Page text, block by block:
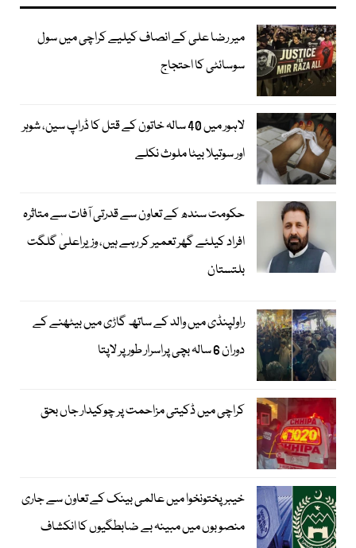
میر رضا علی کے انصاف کیلیے کراچی میں سول
سوسائٹی کا احتجاج
لاہور میں 40 سالہ خاتون کے قتل کا ڈراپ سین، شوہر
اور سوتیلا بیٹا ملوث نکلے
حکومت سندھ کے تعاون سے قدرتی آفات سے متاثرہ
افراد کیلئے گھر تعمیر کر رہے ہیں، وزیراعلیٰ گلگت
بلتستان
راولپنڈی میں والد کے ساتھ گاڑی میں بیٹھنے کے
دوران 6 سالہ بچی پراسرار طور پر لاپتا
کراچی میں ڈکیتی مزاحمت پر چوکیدار جاں بحق
خیبرپختونخوا میں عالمی بینک کے تعاون سے جاری
منصوبوں میں مبینہ بے ضابطگیوں کا انکشاف